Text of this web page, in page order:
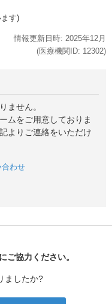
す)
情報更新日時: 2025年12月
(医療機関ID: 12302)
ません。
ムをご用意しておりま
よりご連絡をいただけ
合わせ
ご協力ください。
ましたか?